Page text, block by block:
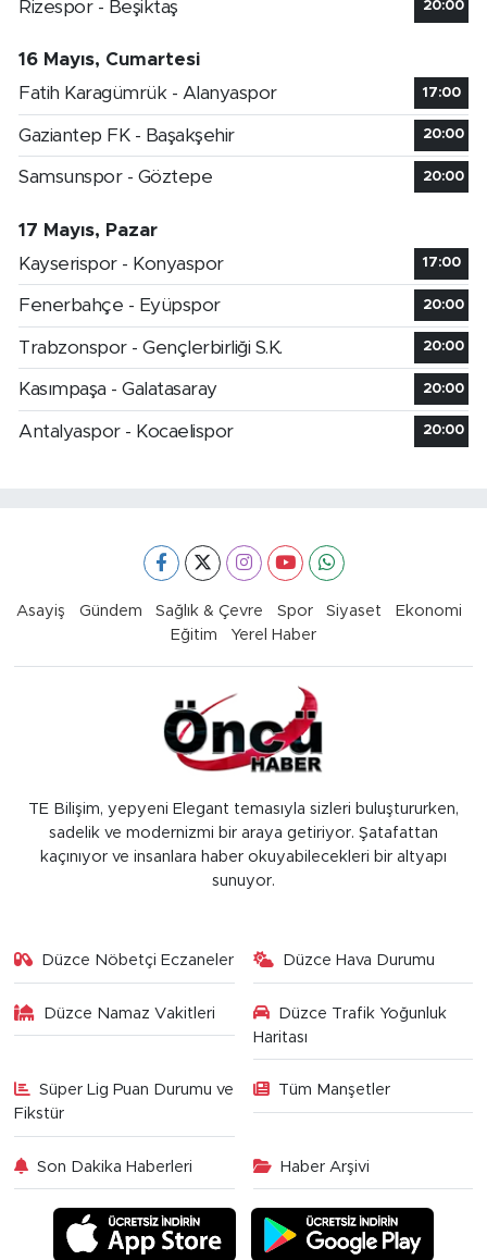
Rizespor - Beşiktaş
20:00
16 Mayıs, Cumartesi
Fatih Karagümrük - Alanyaspor
17:00
Gaziantep FK - Başakşehir 20:00
Samsunspor - Göztepe 20:00
17 Mayıs, Pazar
Kayserispor - Konyaspor
17:00
Fenerbahçe - Eyüpspor 20:00
Trabzonspor - Gençlerbirliği S.K. 20:00
Kasımpaşa - Galatasaray 20:00
Antalyaspor - Kocaelispor 20:00
Asayiş Gündem Sağlık & Çevre Spor Siyaset
Ekonomi
Eğitim
Yerel Haber
TE Bilişim, yepyeni Elegant temasıyla sizleri buluştururken,
sadelik ve modernizmi bir araya getiriyor. Şatafattan
kaçınıyor ve insanlara haber okuyabilecekleri bir altyapı
sunuyor.
Düzce Nöbetçi Eczaneler Düzce Hava Durumu
Düzce Namaz Vakitleri
Düzce Trafik Yoğunluk
Haritası
Süper Lig Puan Durumu ve
Fikstür
Tüm Manşetler
Son Dakika Haberleri Haber Arşivi